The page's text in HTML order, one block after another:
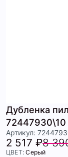
Дубленка
72447930\10
Артикул:
2 517 ₽8
ЦВЕТ:Серый